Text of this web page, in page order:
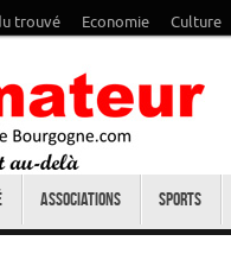
trouvé Economie Culture
Associations Sports